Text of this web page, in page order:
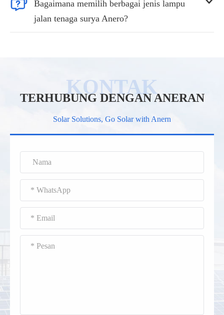
Bagaimana memilih berbagai jenis lampu
jalan tenaga surya Anero?
TERHUBUNG DENGAN ANERAN
Solar Solutions, Go Solar with Anern